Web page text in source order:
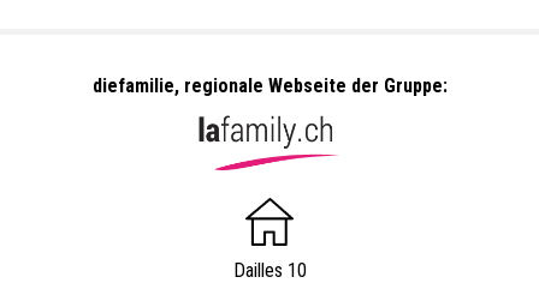
diefamilie, regionale Webseite der Gruppe:
Dailles 10